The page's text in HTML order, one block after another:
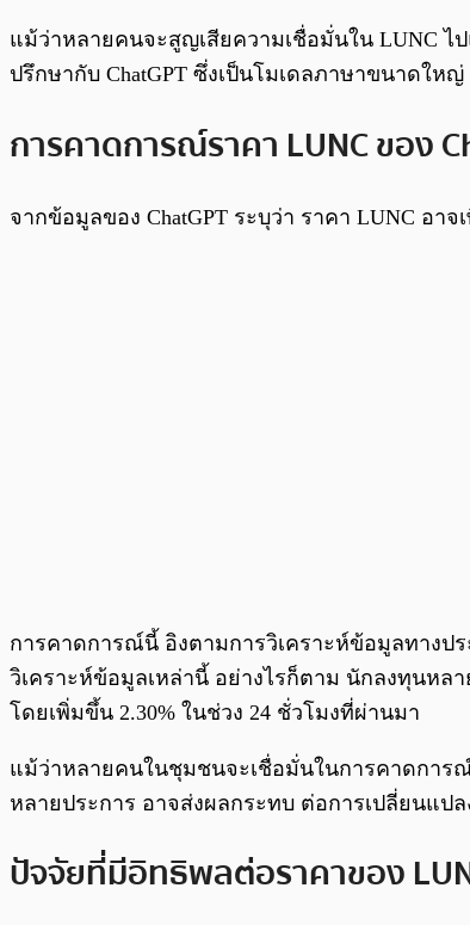
แม้ว่าหลายคนจะสูญเสียความเชื่อมั่นใน LUNC ไ
ปรึกษากับ ChatGPT ซึ่งเป็นโมเดลภาษาขนาดให
การคาดการณ์ราคา LUNC ของ
จากข้อมูลของ ChatGPT ระบุว่า ราคา LUNC อา
การคาดการณ์นี้ อิงตามการวิเคราะห์ข้อมูลทาง
วิเคราะห์ข้อมูลเหล่านี้ อย่างไรก็ตาม นักลงทุนห
โดยเพิ่มขึ้น 2.30% ในช่วง 24 ชั่วโมงที่ผ่านมา
แม้ว่าหลายคนในชุมชนจะเชื่อมั่นในการคาดกา
หลายประการ อาจส่งผลกระทบ ต่อการเปลี่ยนแป
ปัจจัยที่มีอิทธิพลต่อราคาของ